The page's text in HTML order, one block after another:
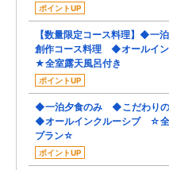
ポイントUP
【数量限定コース料理】◆
創作コース料理 ◆オールイ
★全室露天風呂付き
ポイントUP
◆一泊夕食のみ ◆こだわり
◆オールインクルーシブ ☆全
プラン☆
ポイントUP